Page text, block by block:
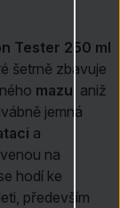
Tester 250 ml
šetrně zbavuje
mazu , aniž
jemná
a
na
hodí ke
především